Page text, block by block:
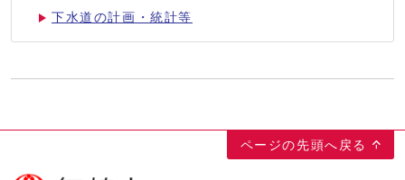
下水道の計画・統計等
ページの先頭へ戻る